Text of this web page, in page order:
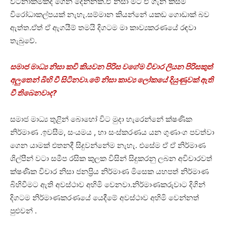
විරෝධාකල්පයක් නැහැ.සම්මාන කියන්නේ යකඩ ගොඩාක් බව
ඇත්ත.ඒත් ඒ ඇගයීම් තමයි දිගටම මා කාව්‍යකරණයේ රඳවා
තැබුවේ.
සමාජ මාධ්‍ය නිසා කවි කියවන පිරිස වගේම විචාර ලියන පිරිසකුත්
අලුතෙන් බිහි වී සිටිනවා.මේ නිසා කාව්‍ය ලෝකයේ දියුණුවක් ඇති
වී තිබෙනවාද?
සමාජ මාධ්‍ය තුළින් බොහෝ විට මුදා හැරෙන්නේ ක්ෂණික
නිර්මාණ .ඉවසීම, සංයමය , හා සංස්කරණය යන ගුණාංග පවත්වා
ගෙන යාමක් එතනදී සිදුවන්නේම නැහැ. එසේම ඒ ඒ නිර්මාණ
ශිල්පීන් වටා සමීප රසික කුලක විසින් සිදුකරනු ලබන අවිචාරවත්
ක්ෂණික විචාර නිසා ජනප්‍රිය නිර්මාණ මිසෙක යහපත් නිර්මාණ
බිහිවීමට ඇති අවස්ථාව අහිමි වෙනවා.නිර්මාණකරුවාට දිගින්
දිගටම නිර්මාණකරණයේ යෙදීමේ අවස්ථාව අහිමි වෙන්නත්
පුළුවන් .